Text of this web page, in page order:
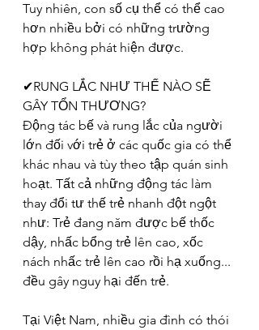
Tuy nhiên, con số cụ thể có thể cao
hơn nhiều bởi có những trường
hợp không phát hiện được.
✔RUNG LẮC NHƯ THẾ NÀO SẼ
GÂY TỔN THƯƠNG?
Động tác bế và rung lắc của người
lớn đối với trẻ ở các quốc gia có thể
khác nhau và tùy theo tập quán sinh
hoạt. Tất cả những động tác làm
thay đổi tư thế trẻ nhanh đột ngột
như: Trẻ đang năm được bế thốc
dậy, nhấc bổng trẻ lên cao, xốc
nách nhấc trẻ lên cao rồi hạ xuống...
đều gây nguy hại đến trẻ.
Tại Việt Nam, nhiều gia đình có thói